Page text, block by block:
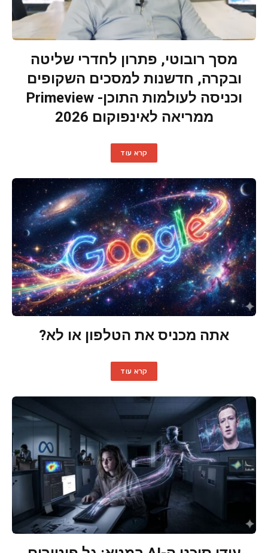
מסך רובוטי, פתרון לחדרי שליטה
ובקרה, חדשנות למסכים השקופים
וכניסה לעולמות התוכן- Primeview
ממריאה לאינפוקום 2026
קרא עוד
אתה מכניס את הטלפון או לא?
קרא עוד